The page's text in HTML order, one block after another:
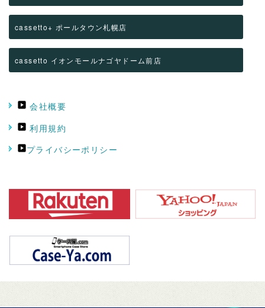
cassetto+ ポールタウン札幌店
cassetto イオンモールナゴヤドーム前店
会社概要
利用規約
プライバシーポリシー